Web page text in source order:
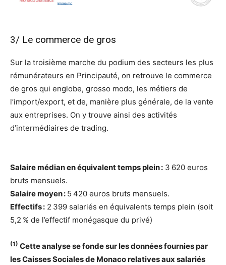
3/ Le commerce de gros
Sur la troisième marche du podium des secteurs les plus
rémunérateurs en Principauté, on retrouve le commerce
de gros qui englobe, grosso modo, les métiers de
l’import/export, et de, manière plus générale, de la vente
aux entreprises. On y trouve ainsi des activités
d’intermédiaires de trading.
Salaire médian en équivalent temps plein : 3 620 euros
bruts mensuels.
Salaire moyen : 5 420 euros bruts mensuels.
Effectifs : 2 399 salariés en équivalents temps plein (soit
5,2 % de l’effectif monégasque du privé)
(1) Cette analyse se fonde sur les données fournies par
les Caisses Sociales de Monaco relatives aux salariés